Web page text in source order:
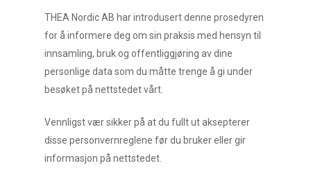
THEA Nordic AB har introdusert denne prosedyren
for å informere deg om sin praksis med hensyn til
innsamling, bruk og offentliggjøring av dine
personlige data som du måtte trenge å gi under
besøket på nettstedet vårt.
Vennligst vær sikker på at du fullt ut aksepterer
disse personvernreglene før du bruker eller gir
informasjon på nettstedet.